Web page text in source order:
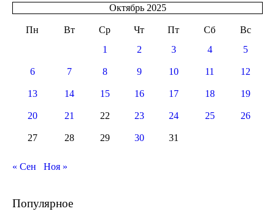
Октябрь 2025
Пн Вт Ср Чт Пт Сб
Вс
1
2 3 4 5
6 7 8 9 10 11 12
13 14 15 16 17 18 19
20 21 22 23 24 25 26
27 28 29 30 31
« Сен Ноя »
Популярное